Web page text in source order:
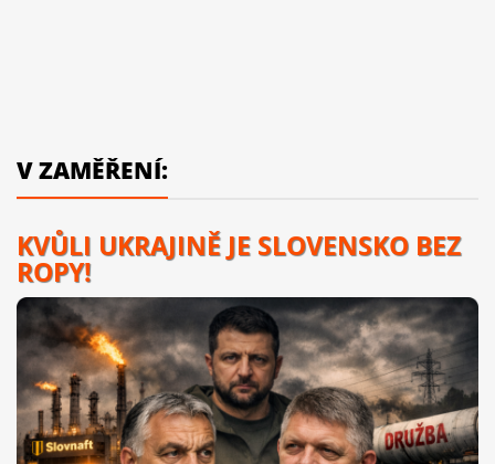
V ZAMĚŘENÍ:
KVŮLI UKRAJINĚ JE SLOVENSKO BEZ
ROPY!